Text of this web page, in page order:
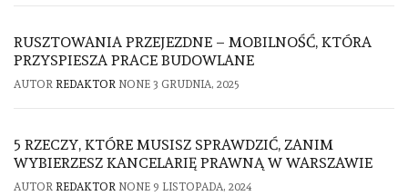
RUSZTOWANIA PRZEJEZDNE – MOBILNOŚĆ, KTÓRA
PRZYSPIESZA PRACE BUDOWLANE
AUTOR REDAKTOR NONE 3 GRUDNIA, 2025
5 RZECZY, KTÓRE MUSISZ SPRAWDZIĆ, ZANIM
WYBIERZESZ KANCELARIĘ PRAWNĄ W WARSZAWIE
AUTOR REDAKTOR NONE 9 LISTOPADA, 2024